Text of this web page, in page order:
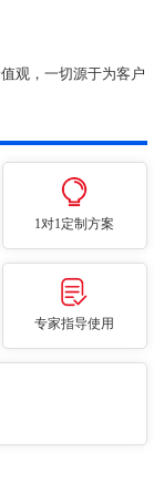
观，一切源于为客户
1对1定制方案
专家指导使用